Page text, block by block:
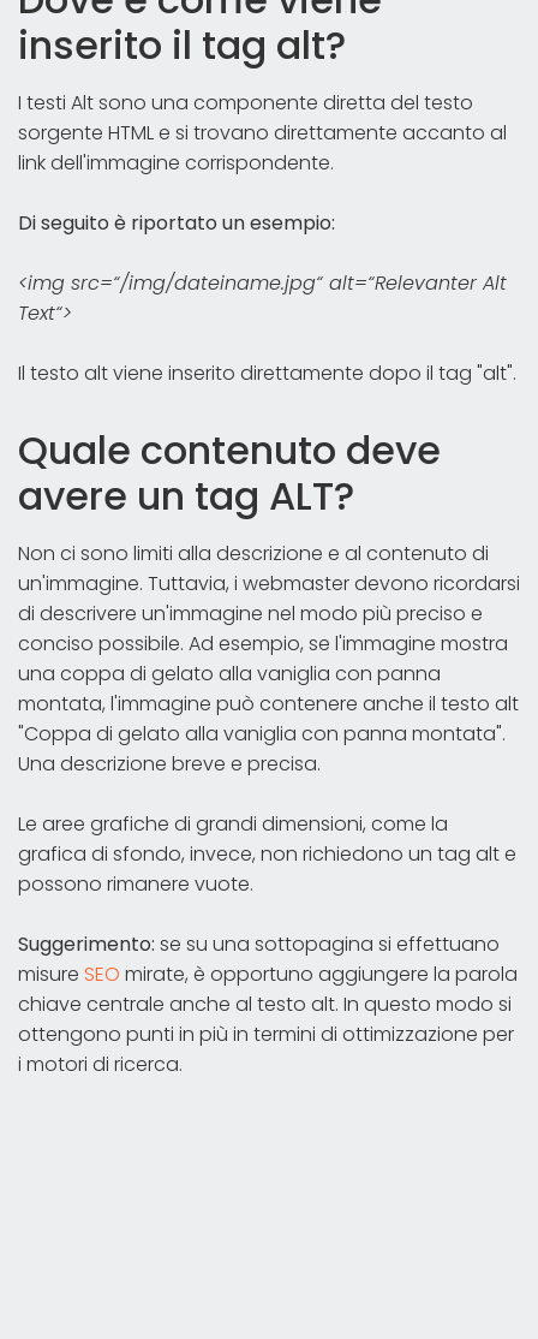
inserito il tag alt?
I testi Alt sono una componente diretta del testo
sorgente HTML e si trovano direttamente accanto al
link dell'immagine corrispondente.
Di seguito è riportato un esempio:
<img src=“/img/dateiname.jpg“ alt=“Relevanter Alt
Text“>
Il testo alt viene inserito direttamente dopo il tag "alt".
Quale contenuto deve
avere un tag ALT?
Non ci sono limiti alla descrizione e al contenuto di
un'immagine. Tuttavia, i webmaster devono ricordarsi
di descrivere un'immagine nel modo più preciso e
conciso possibile. Ad esempio, se l'immagine mostra
una coppa di gelato alla vaniglia con panna
montata, l'immagine può contenere anche il testo alt
"Coppa di gelato alla vaniglia con panna montata".
Una descrizione breve e precisa.
Le aree grafiche di grandi dimensioni, come la
grafica di sfondo, invece, non richiedono un tag alt e
possono rimanere vuote.
Suggerimento: se su una sottopagina si effettuano
misure SEO mirate, è opportuno aggiungere la parola
chiave centrale anche al testo alt. In questo modo si
ottengono punti in più in termini di ottimizzazione per
i motori di ricerca.